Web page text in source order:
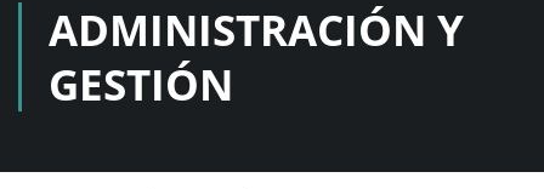
ADMINISTRACIÓN Y
GESTIÓN